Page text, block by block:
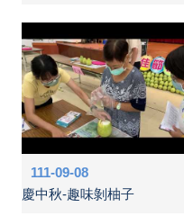
111-09-08
慶中秋-趣味剝柚子